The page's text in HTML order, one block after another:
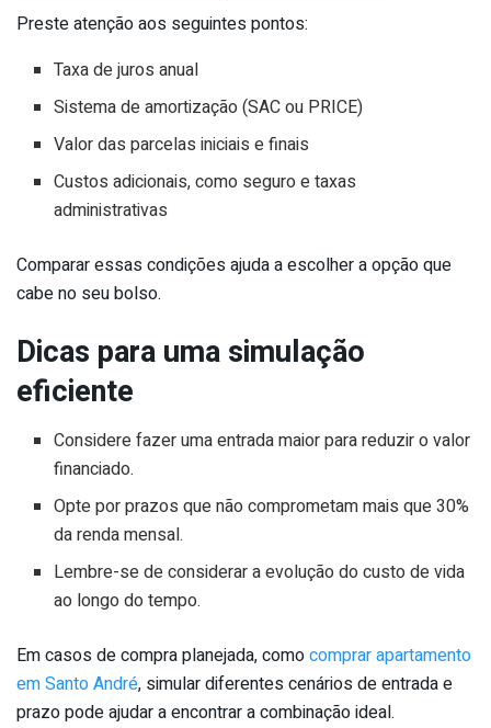
Preste atenção aos seguintes pontos:
Taxa de juros anual
Sistema de amortização (SAC ou PRICE)
Valor das parcelas iniciais e finais
Custos adicionais, como seguro e taxas
administrativas
Comparar essas condições ajuda a escolher a opção que
cabe no seu bolso.
Dicas para uma simulação
eficiente
Considere fazer uma entrada maior para reduzir o valor
financiado.
Opte por prazos que não comprometam mais que 30%
da renda mensal.
Lembre-se de considerar a evolução do custo de vida
ao longo do tempo.
Em casos de compra planejada, comocomprar apartamento
em Santo André, simular diferentes cenários de entrada e
prazo pode ajudar a encontrar a combinação ideal.